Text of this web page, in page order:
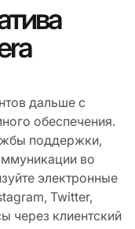
дальше с
обеспечения.
поддержки,
во
электронные
Twitter,
через клиентский